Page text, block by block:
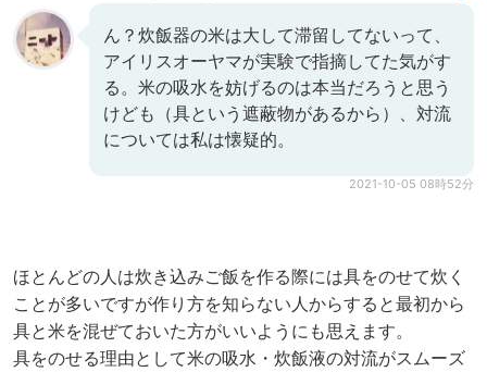
ん？炊飯器の米は大して滞留してないって、
アイリスオーヤマが実験で指摘してた気がす
る。米の吸水を妨げるのは本当だろうと思う
けども（具という遮蔽物があるから）、対流
については私は懐疑的。
2021-10-05 08時52分
ほとんどの人は炊き込みご飯を作る際には具をのせて炊く
ことが多いですが作り方を知らない人からすると最初から
具と米を混ぜておいた方がいいようにも思えます。
具をのせる理由として米の吸水・炊飯液の対流がスムーズ